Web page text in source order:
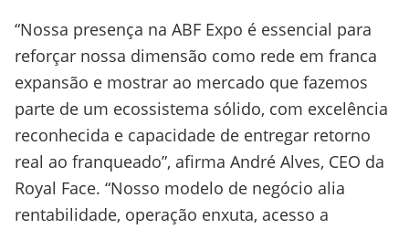
“Nossa presença na ABF Expo é essencial para
reforçar nossa dimensão como rede em franca
expansão e mostrar ao mercado que fazemos
parte de um ecossistema sólido, com excelência
reconhecida e capacidade de entregar retorno
real ao franqueado”, afirma André Alves, CEO da
Royal Face. “Nosso modelo de negócio alia
rentabilidade, operação enxuta, acesso a